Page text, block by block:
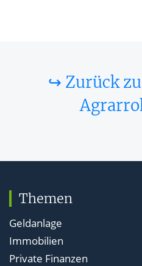
↪ Zurück
Themen
Geldanlage
Immobilien
Private Finanzen